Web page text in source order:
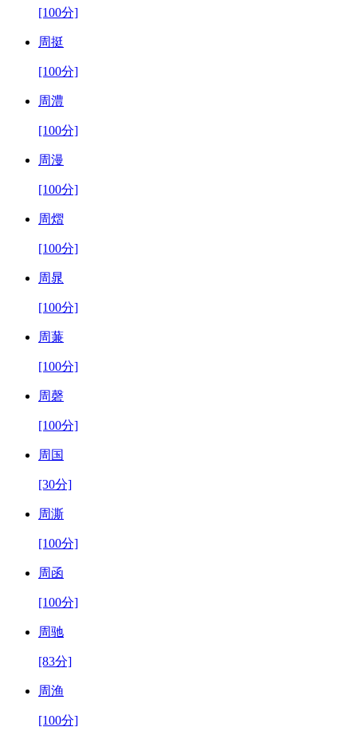
[100分]
周挺
[100分]
周澧
[100分]
周漫
[100分]
周熠
[100分]
周晁
[100分]
周蒹
[100分]
周磬
[100分]
周国
[30分]
周澌
[100分]
周函
[100分]
周驰
[83分]
周渔
[100分]